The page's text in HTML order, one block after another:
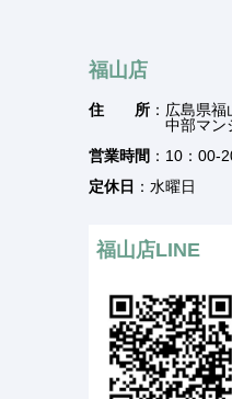
福山店
住 所 ：広島県
中部マンシ
営業時間 ：10：00-
定休日 ：水曜日
福山店LINE